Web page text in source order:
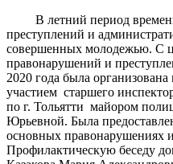
В летний период времени,
преступлений и
совершенных молодежью. С
правонарушений и
2020 года была
участием старшего
по г. Тольятти майором
Юрьевной. Была
основных правонарушениях
Профилактическую беседу